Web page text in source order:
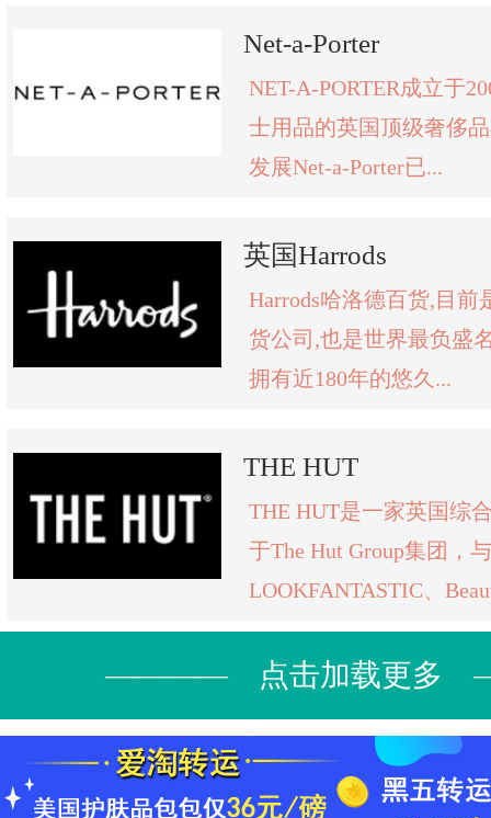
Net-a-Porter
NET-A-PORTER成立于
士用品的英国顶级奢侈
发展Net-a-Porter已...
英国Harrods
Harrods哈洛德百货,目前
货公司,也是世界最负盛
拥有近180年的悠久...
THE HUT
THE HUT是一家英国综
于The Hut Group集团，与
LOOKFANTASTIC、
———— 点击加载更